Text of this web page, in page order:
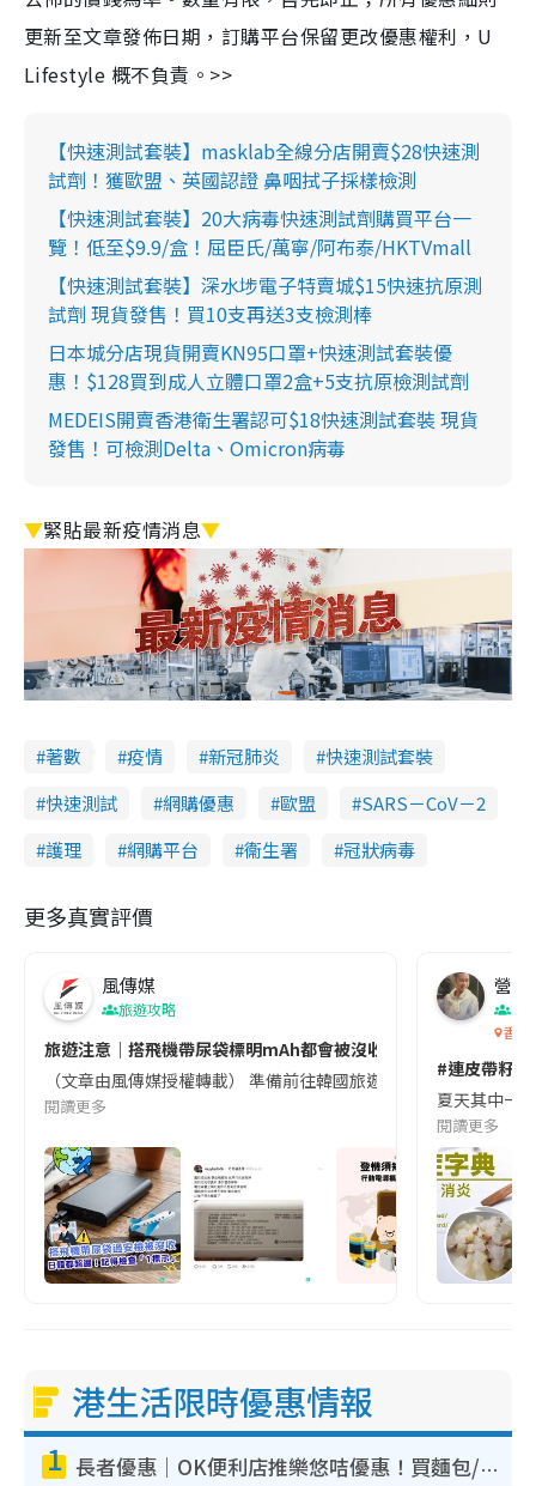
更新至文章發佈日期，訂購平台保留更改優惠權利，U
Lifestyle 概不負責。>>
【快速測試套裝】masklab全線分店開賣$28快速測
試劑！獲歐盟、英國認證 鼻咽拭子採樣檢測
【快速測試套裝】20大病毒快速測試劑購買平台一
覽！低至$9.9/盒！屈臣氏/萬寧/阿布泰/HKTVmall
【快速測試套裝】深水埗電子特賣城$15快速抗原測
試劑 現貨發售！買10支再送3支檢測棒
日本城分店現貨開賣KN95口罩+快速測試套裝優
惠！$128買到成人立體口罩2盒+5支抗原檢測試劑
MEDEIS開賣香港衛生署認可$18快速測試套裝 現貨
發售！可檢測Delta、Omicron病毒
▼緊貼最新疫情消息▼
著數 疫情 新冠肺炎
快速測試套裝
快速測試
網購優惠 歐盟
SARS－CoV－2
護理
網購平台 衞生署 冠狀病毒
更多真實評價
風傳媒
旅遊攻略
旅遊注意｜搭飛機帶尿袋標明mAh都會被沒收😱出發前切記檢查
（文章由風傳媒授權轉載） 準備前往韓國旅遊的民眾，近期要
閱讀更多
營養
香港
#連皮帶籽
夏天其中一
閱讀更多
港生活限時優惠情報
1 長者優惠｜OK便利店推樂悠咭優惠！買麵包/牛奶/保健品拍卡即減